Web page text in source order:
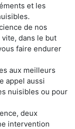
et les
de nos
dans le but
faire endurer
aux meilleurs
appel aussi
nuisibles ou pour
deux
intervention